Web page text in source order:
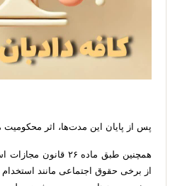
پس از پایان این مدت‌ها، اثر محکومیت
همچنین طبق ماده ۲۶
از برخی حقوق اجتماعی مانند